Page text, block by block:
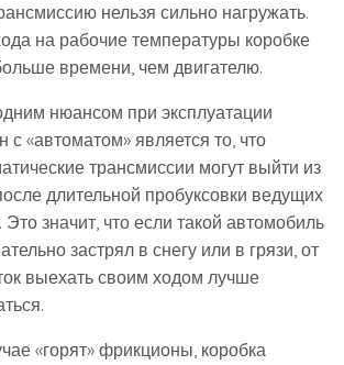
нельзя сильно нагружать.
на рабочие температуры коробке
времени, чем двигателю.
нюансом при эксплуатации
с «автоматом» является то, что
трансмиссии могут выйти из
длительной пробуксовки ведущих
Это значит, что если такой автомобиль
застрял в снегу или в грязи, от
выехать своим ходом лучше
«горят» фрикционы, коробка